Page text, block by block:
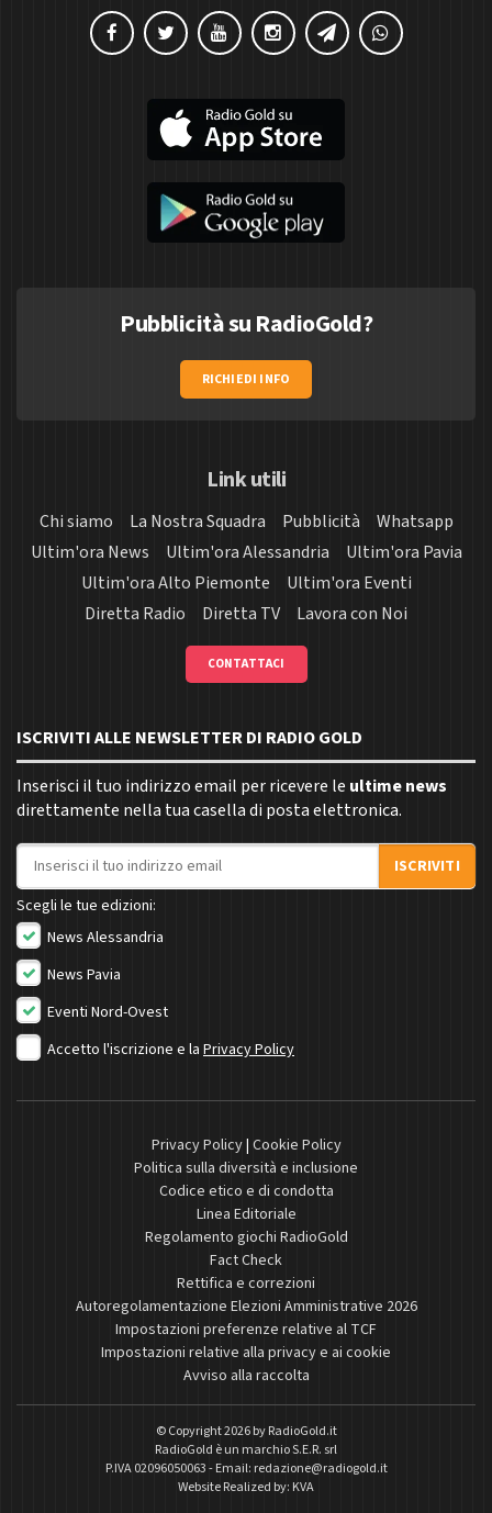
Pubblicità su RadioGold?
RICHIEDI INFO
Link utili
Chi siamo La Nostra Squadra Pubblicità
Whatsapp
Ultim'ora News
Ultim'ora Alessandria
Ultim'ora Pavia
Ultim'ora Alto Piemonte
Ultim'ora Eventi
Diretta Radio
Diretta TV Lavora con Noi
CONTATTACI
ISCRIVITI ALLE NEWSLETTER DI RADIO GOLD
Inserisci il tuo indirizzo email per ricevere le ultime news
direttamente nella tua casella di posta elettronica.
Indirizzo email
ISCRIVITI
Scegli le tue edizioni:
News Alessandria
News Pavia
Eventi Nord-Ovest
Accetto l'iscrizione e la Privacy Policy
Privacy Policy| Cookie Policy
Politica sulla diversità e inclusione
Codice etico e di condotta
Linea Editoriale
Regolamento giochi RadioGold
Fact Check
Rettifica e correzioni
Autoregolamentazione Elezioni Amministrative 2026
Impostazioni preferenze relative al TCF
Impostazioni relative alla privacy e ai cookie
Avviso alla raccolta
© Copyright 2026 byRadioGold.it
RadioGold è un marchio S.E.R. srl
P.IVA 02096050063 - Email: redazione@radiogold.it
Website Realized by: KVA